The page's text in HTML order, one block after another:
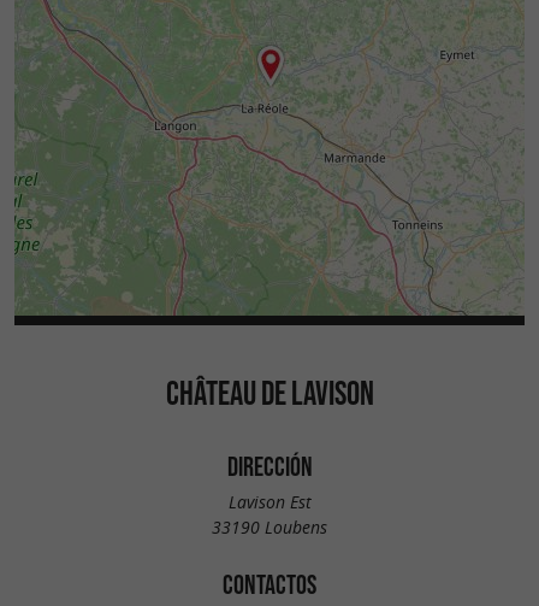
CHÂTEAU DE LAVISON
DIRECCIÓN
Lavison Est
33190 Loubens
CONTACTOS